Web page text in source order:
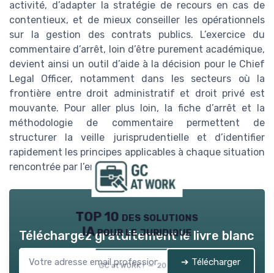
activité, d’adapter la stratégie de recours en cas de
contentieux, et de mieux conseiller les opérationnels
sur la gestion des contrats publics. L’exercice du
commentaire d’arrêt, loin d’être purement académique,
devient ainsi un outil d’aide à la décision pour le Chief
Legal Officer, notamment dans les secteurs où la
frontière entre droit administratif et droit privé est
mouvante. Pour aller plus loin, la fiche d’arrêt et la
méthodologie de commentaire permettent de
structurer la veille jurisprudentielle et d’identifier
rapidement les principes applicables à chaque situation
rencontrée par l’entreprise.
TOP 10 des solutions
IA pour le juridique
GC at WORK ! — 2026
Téléchargez gratuitement le livre blanc
➔ Télécharger